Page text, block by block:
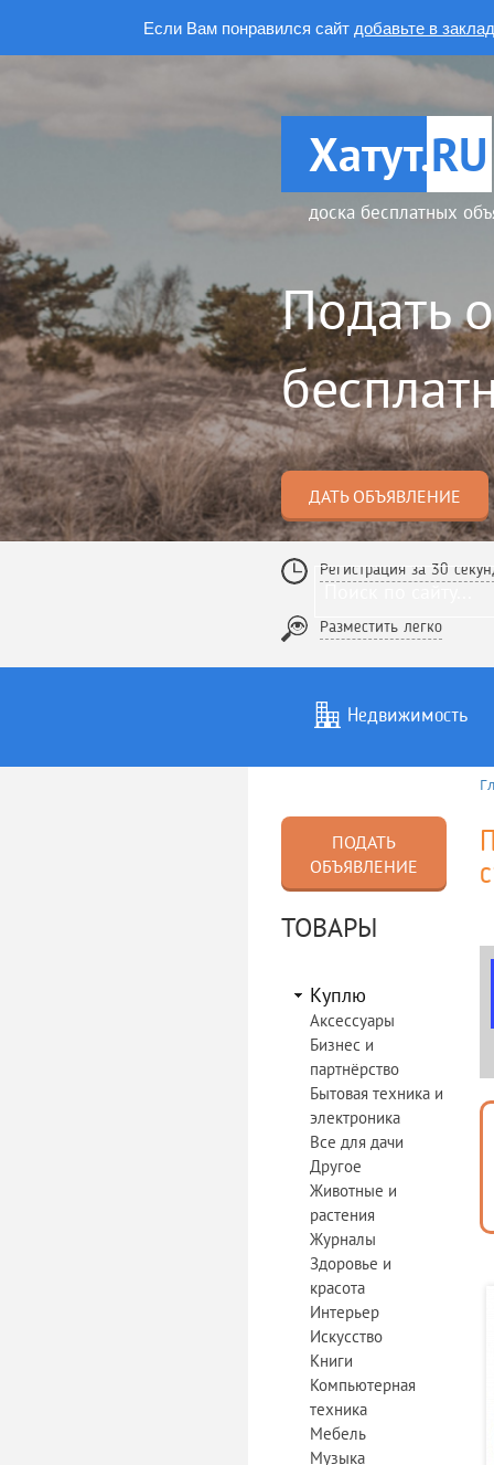
Если Вам понравился сайт добавьте в
Хатут.RU
доска бесплатных
Подать
ДАТЬ ОБЪЯВЛЕНИЕ
Регистрация за 30
Разместить легко
Недвижимость
Услуги
ПОДАТЬ
ОБЪЯВЛЕНИЕ
ТОВАРЫ
Куплю
Аксессуары
Бизнес и
партнёрство
Бытовая техника и
электроника
Все для дачи
Другое
Животные и
растения
Журналы
Здоровье и
красота
Интерьер
Искусство
Книги
Компьютерная
техника
Мебель
Музыка